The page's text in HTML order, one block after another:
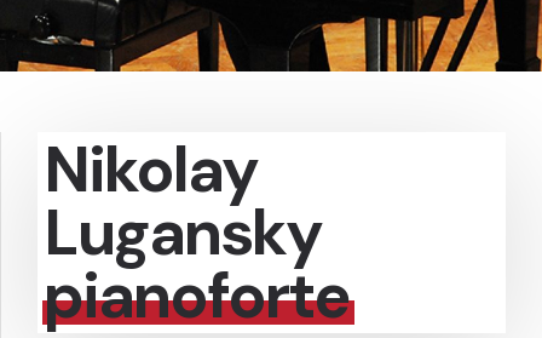
Nikolay
Lugansky
pianoforte